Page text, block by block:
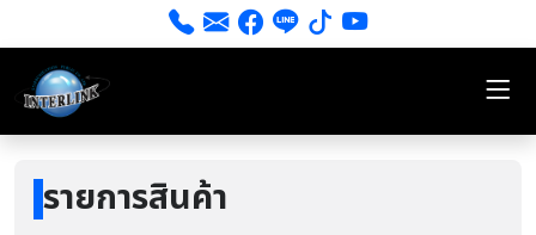
รายการสินค้า